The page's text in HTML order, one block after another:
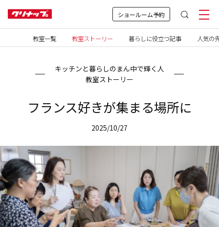
ショールーム予約
教室一覧 教室ストーリー 暮らしに役立つ記事 人気の
キッチンと暮らしのまん中で輝く人
教室ストーリー
フランス好きが集まる場所に
2025/10/27